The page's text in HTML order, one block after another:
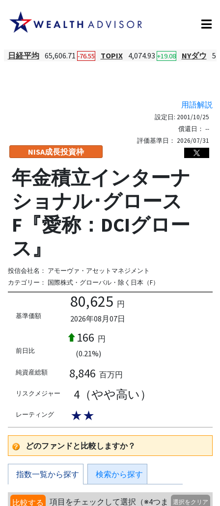
日経平均 65,606.71 -76.55 TOPIX 4,074.93 +19.08 NYダウ
用語解説
NISA成長投資枠
設定日: 2001/10/25
償還日： --
評価基準日： 2026/07/31
年金積立インターナ
ショナル･グロース
F『愛称：DCIグロー
ス』
投信会社名： アモーヴァ・アセットマネジメント
カテゴリー： 国際株式・グローバル・除く日本（F）
基準価額
80,625 円
2026年08月07日
前日比
166 円
(0.21%)
純資産総額 8,846 百万円
リスクメジャー 4（やや高い）
レーティング ★★
どのファンドと比較しますか？
指数一覧から探す 検索から探す
比較する
項目をチェックして選択（※4つま
選択をクリア